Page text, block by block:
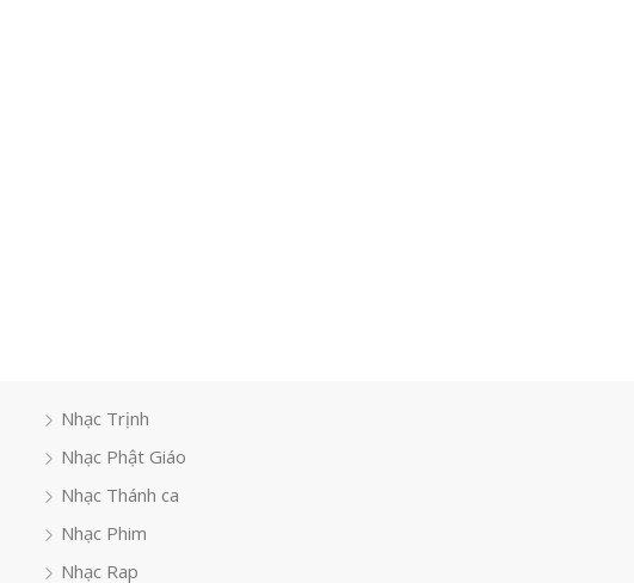
Nhạc Trịnh
Nhạc Phật Giáo
Nhạc Thánh ca
Nhạc Phim
Nhạc Rap